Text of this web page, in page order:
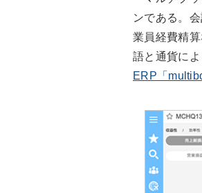
ンである。
業員経費精
語と通貨に
ERP「